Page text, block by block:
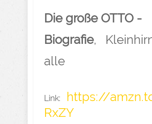
Die große OTTO -
Biografie,
alle
Link:
https://
RxZY